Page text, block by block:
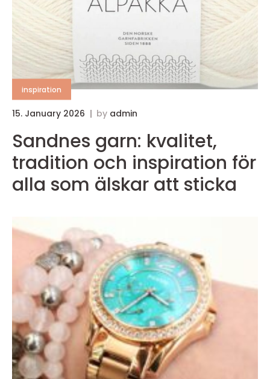
inspiration
15. January 2026 by admin
Sandnes garn: kvalitet,
tradition och inspiration för
alla som älskar att sticka